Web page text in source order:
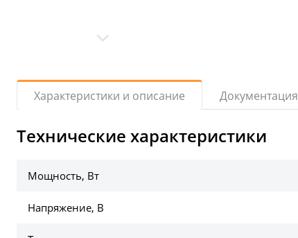
Характеристики и описание Документация
Технические характеристики
Мощность, Вт
Напряжение, В